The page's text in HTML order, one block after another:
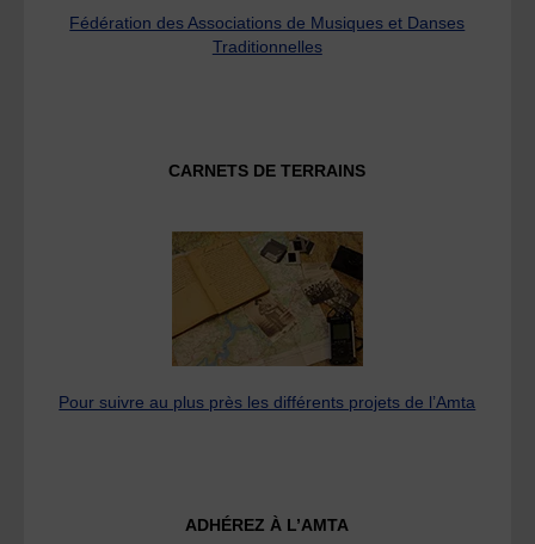
Fédération des Associations de Musiques et Danses
Traditionnelles
CARNETS DE TERRAINS
Pour suivre au plus près les différents projets de l’Amta
ADHÉREZ À L’AMTA